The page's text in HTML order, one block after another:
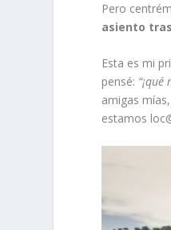
Pero
asiento
Esta es mi
pensé:
amigas
estamos